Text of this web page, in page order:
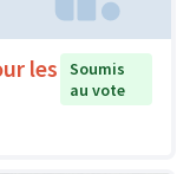
les
Soumis
au vote